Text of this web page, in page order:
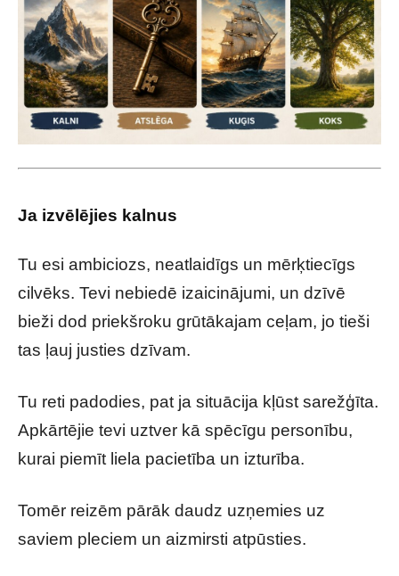
Ja izvēlējies kalnus
Tu esi ambiciozs, neatlaidīgs un mērķtiecīgs
cilvēks. Tevi nebiedē izaicinājumi, un dzīvē
bieži dod priekšroku grūtākajam ceļam, jo tieši
tas ļauj justies dzīvam.
Tu reti padodies, pat ja situācija kļūst sarežģīta.
Apkārtējie tevi uztver kā spēcīgu personību,
kurai piemīt liela pacietība un izturība.
Tomēr reizēm pārāk daudz uzņemies uz
saviem pleciem un aizmirsti atpūsties.